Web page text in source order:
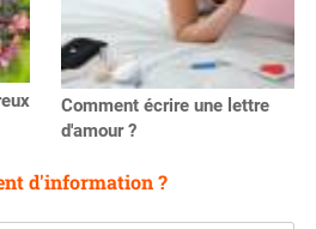
Comment écrire une lettre
d'amour ?
d'information ?